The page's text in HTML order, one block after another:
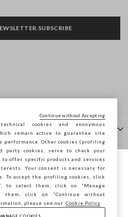
Ελλάδας, θέλετε
τοποθεσία σας;
cookies and anonymous
remain active to guarantee site
performance. Other cookies (profiling
party cookies, serve to check your
offer specific products and services
Your consent is necessary for
To accept the profiling cookies, click
to select them, click on “Manage
them, click on “Continue without
please see our Cookie Policy
MANAGE COOKIES
Continue without Accepting